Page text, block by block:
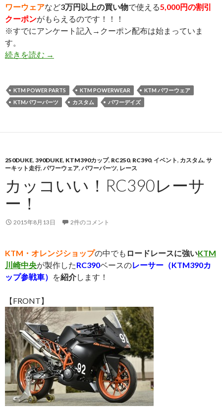
ワーウェアなど3万円以上の買い物で使える5,000円の割引
クーポンがもらえるのです！！！
※すでにアンケート記入→クーポン配布は始まっていま
す。
続きを読む 今年、ガンバった自分にプレゼント!!
→
KTM POWER PARTS KTM POWERWEAR
KTM パワーウェア
KTMパワーパーツ
カスタム パワーデイズ
250DUKE, 390DUKE, KTM390カップ, RC250, RC390, イベント, カスタム, サ
ーキット走行, パワーウェア, パワーパーツ, レース
カッコいい！RC390レーサ
ー！
2015年8月13日 2件のコメント
KTM・オレンジショップの中でも ロードレースに強いKTM
川崎中央が製作したRC390ベースのレーサー（KTM390カ
ップ参戦車） を紹介します！
【FRONT】